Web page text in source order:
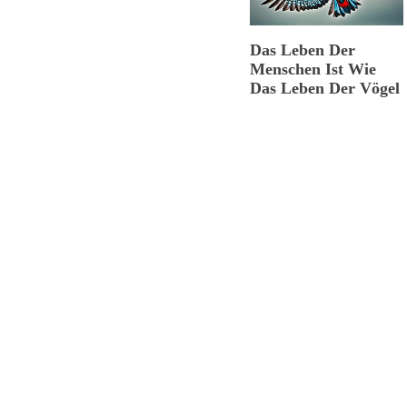
Das Leben Der
Menschen Ist Wie
Das Leben Der Vögel